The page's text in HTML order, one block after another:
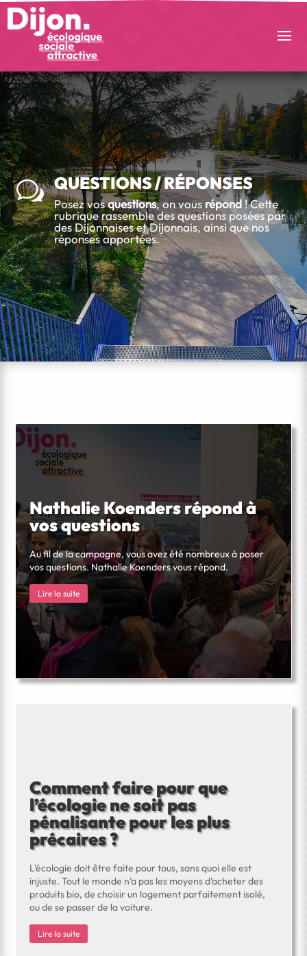
w QUESTIONS / RÉPONSES
Posez vosquestions, on vous répond!Cette
rubrique rassemble des questions posées par
des Dijonnaises et Dijonnais, ainsi que nos
réponses apportées.
Nathalie Koenders répond à
vos questions
Au fil de la campagne, vous avez été nombreux à poser
vos questions. Nathalie Koenders vous répond.
Lire la suite
Comment faire pour que
l’écologie ne soit pas
pénalisante pour les plus
précaires ?
L’écologie doit être faite pour tous, sans quoi elle est
injuste. Tout le monde n’a pas les moyens d’acheter des
produits bio, de choisir un logement parfaitement isolé,
ou de se passer de la voiture.
Lire la suite